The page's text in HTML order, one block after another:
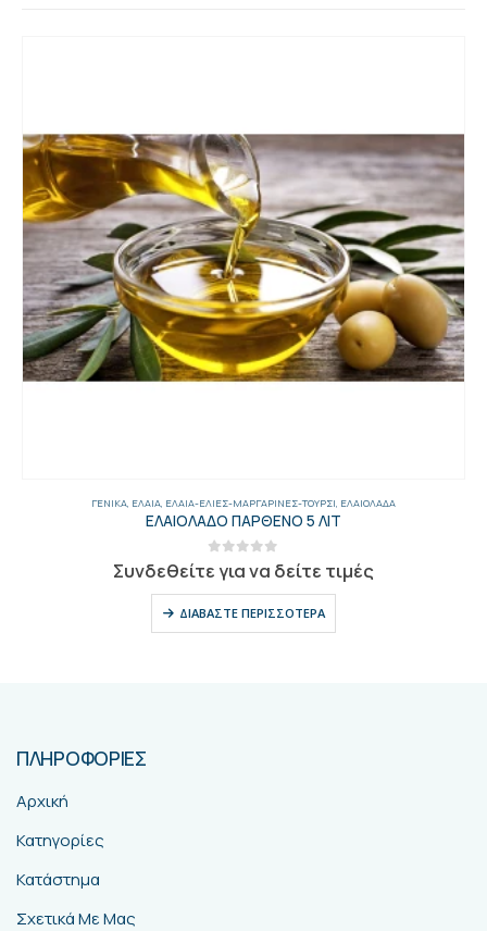
ΓΕΝΙΚΑ, ΈΛΑΙΑ, ΈΛΑΙΑ-ΕΛΙΈΣ-ΜΑΡΓΑΡΊΝΕΣ-ΤΟΥΡΣΊ, ΕΛΑΙΌΛΑΔΑ
ΕΛΑΙΟΛΑΔΟ ΠΑΡΘΕΝΟ 5 ΛΙΤ
out of 5
Συνδεθείτε για να δείτε τιμές
ΔΙΑΒΆΣΤΕ ΠΕΡΙΣΣΌΤΕΡΑ
ΠΛΗΡΟΦΟΡΙΕΣ
Αρχική
Κατηγορίες
Κατάστημα
Σχετικά Με Μας